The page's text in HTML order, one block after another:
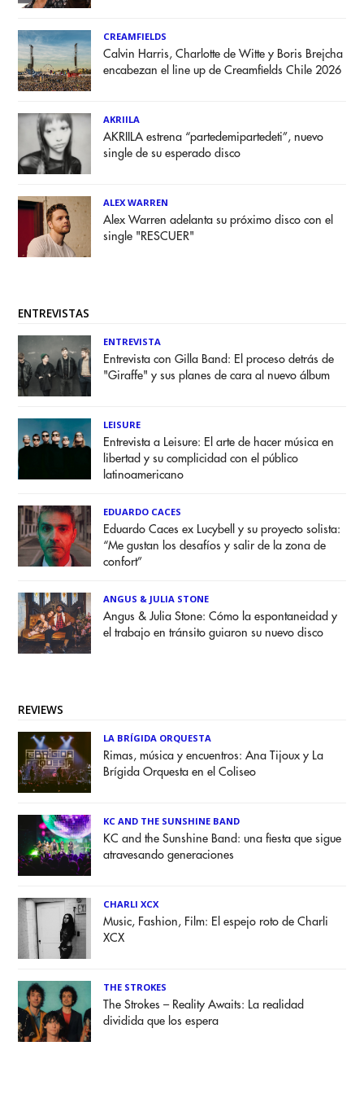
CREAMFIELDS
Calvin Harris, Charlotte de Witte y Boris Brejcha
encabezan el line up de Creamfields Chile 2026
AKRIILA
AKRIILA estrena “partedemipartedeti”, nuevo
single de su esperado disco
ALEX WARREN
Alex Warren adelanta su próximo disco con el
single "RESCUER"
ENTREVISTAS
ENTREVISTA
Entrevista con Gilla Band: El proceso detrás de
"Giraffe" y sus planes de cara al nuevo álbum
LEISURE
Entrevista a Leisure: El arte de hacer música en
libertad y su complicidad con el público
latinoamericano
EDUARDO CACES
Eduardo Caces ex Lucybell y su proyecto solista:
“Me gustan los desafíos y salir de la zona de
confort”
ANGUS & JULIA STONE
Angus & Julia Stone: Cómo la espontaneidad y
el trabajo en tránsito guiaron su nuevo disco
REVIEWS
LA BRÍGIDA ORQUESTA
Rimas, música y encuentros: Ana Tijoux y La
Brígida Orquesta en el Coliseo
KC AND THE SUNSHINE BAND
KC and the Sunshine Band: una fiesta que sigue
atravesando generaciones
CHARLI XCX
Music, Fashion, Film: El espejo roto de Charli
XCX
THE STROKES
The Strokes – Reality Awaits: La realidad
dividida que los espera